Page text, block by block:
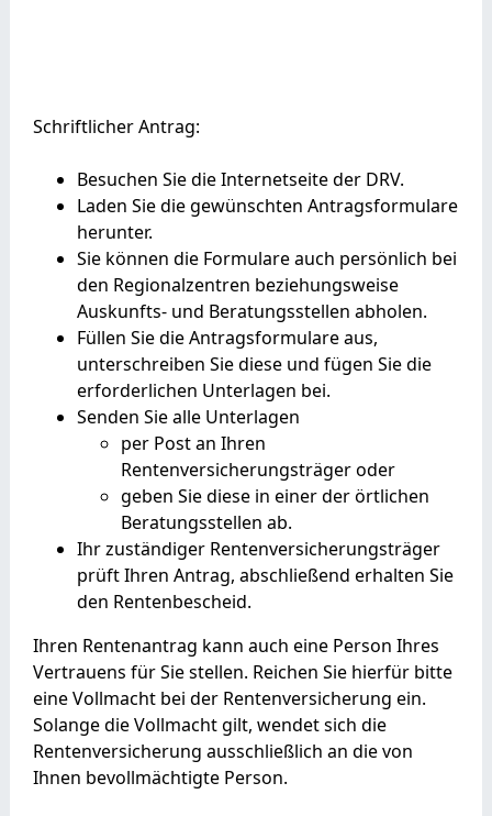
Schriftlicher Antrag:
Besuchen Sie die Internetseite der DRV.
Laden Sie die gewünschten Antragsformulare
herunter.
Sie können die Formulare auch persönlich bei
den Regionalzentren beziehungsweise
Auskunfts­- und Beratungsstellen abholen.
Füllen Sie die Antragsformulare aus,
unterschreiben Sie diese und fügen Sie die
erforderlichen Unterlagen bei.
Senden Sie alle Unterlagen
per Post an Ihren
Rentenversicherungsträger oder
geben Sie diese in einer der örtlichen
Beratungsstellen ab.
Ihr zuständiger Rentenversicherungsträger
prüft Ihren Antrag, abschließend erhalten Sie
den Rentenbescheid.
Ihren Rentenantrag kann auch eine Person Ihres
Vertrauens für Sie stellen. Reichen Sie hierfür bitte
eine Vollmacht bei der Rentenversicherung ein.
Solange die Vollmacht gilt, wendet sich die
Rentenversicherung ausschließlich an die von
Ihnen bevollmächtigte Person.